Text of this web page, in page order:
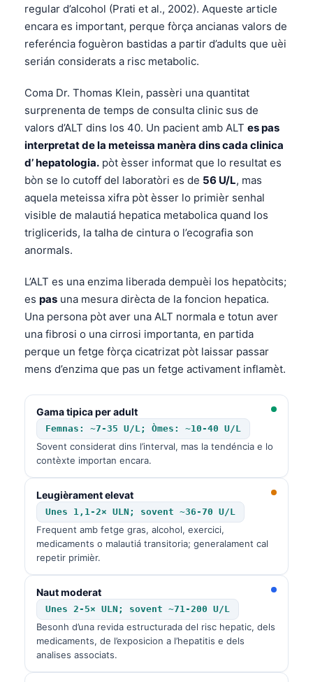
regular d’alcohol (Prati et al., 2002). Aqueste article
encara es important, perque fòrça ancianas valors de
referéncia foguèron bastidas a partir d’adults que uèi
serián considerats a risc metabolic.
Coma Dr. Thomas Klein, passèri una quantitat
surprenenta de temps de consulta clinic sus de
valors d’ALT dins los 40. Un pacient amb ALT es pas
interpretat de la meteissa manèra dins cada clinica
d’ hepatologia. pòt èsser informat que lo resultat es
bòn se lo cutoff del laboratòri es de 56 U/L, mas
aquela meteissa xifra pòt èsser lo primièr senhal
visible de malautiá hepatica metabolica quand los
triglicerids, la talha de cintura o l’ecografia son
anormals.
L’ALT es una enzima liberada dempuèi los hepatòcits;
es pas una mesura dirècta de la foncion hepatica.
Una persona pòt aver una ALT normala e totun aver
una fibrosi o una cirrosi importanta, en partida
perque un fetge fòrça cicatrizat pòt laissar passar
mens d’enzima que pas un fetge activament inflamèt.
Gama tipica per adult
Femnas: ~7-35 U/L; Òmes: ~10-40 U/L
Sovent considerat dins l’interval, mas la tendéncia e lo
contèxte importan encara.
Leugièrament elevat
Unes 1,1-2× ULN; sovent ~36-70 U/L
Frequent amb fetge gras, alcohol, exercici,
medicaments o malautiá transitoria; generalament cal
repetir primièr.
Naut moderat
Unes 2-5× ULN; sovent ~71-200 U/L
Besonh d’una revida estructurada del risc hepatic, dels
medicaments, de l’exposicion a l’hepatitis e dels
analises associats.